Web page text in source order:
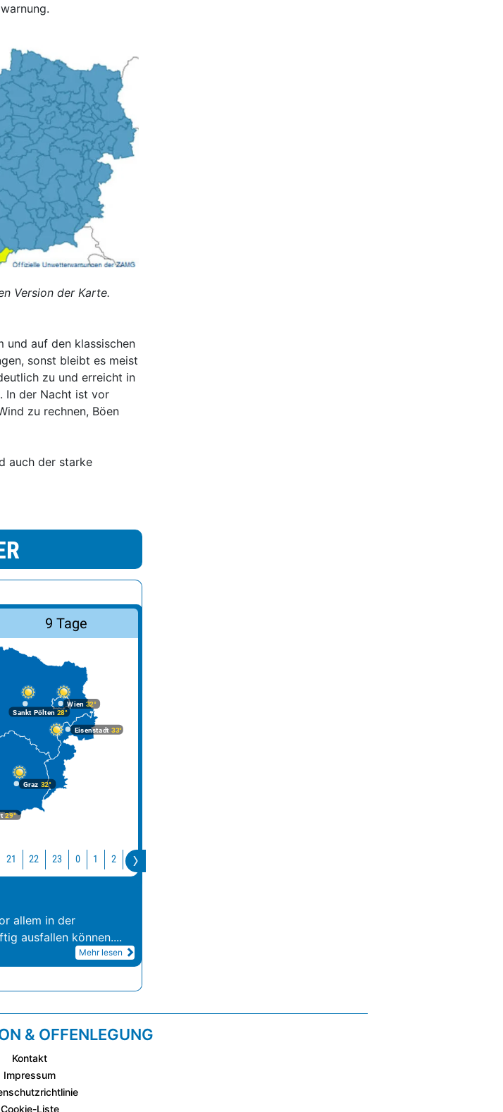
Version der Karte.
und auf den klassischen
sonst bleibt es meist
zu und erreicht in
In der Nacht ist vor
zu rechnen, Böen
auch der starke
9 Tage
Graz 32°
29°
Wien 32°
Eisenstadt 33°
Sankt Pölten 28°
21 22 23 0 1 2 3
allem in der
ausfallen können....
Mehr lesen
& OFFENLEGUNG
Kontakt
Impressum
Cookie-Liste